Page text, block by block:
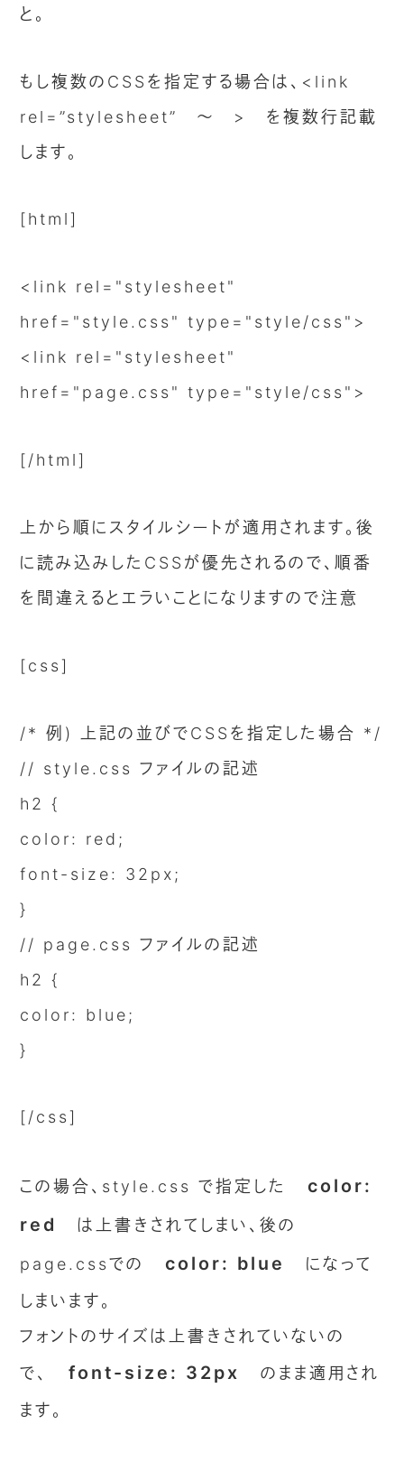
と。
もし複数のCSSを指定する場合は、<link
rel=”stylesheet” 〜 > を複数行記載
します。
[html]
<link rel="stylesheet"
href="style.css" type="style/css">
<link rel="stylesheet"
href="page.css" type="style/css">
[/html]
上から順にスタイルシートが適用されます。後
に読み込みしたCSSが優先されるので、順番
を間違えるとエラいことになりますので注意
[css]
/* 例) 上記の並びでCSSを指定した場合 */
// style.css ファイルの記述
h2 {
color: red;
font-size: 32px;
}
// page.css ファイルの記述
h2 {
color: blue;
}
[/css]
この場合、style.css で指定した
color:
redは上書きされてしまい、後の
page.cssでの color: blue になって
しまいます。
フォントのサイズは上書きされていないの
で、
font-size: 32pxのまま適用され
ます。